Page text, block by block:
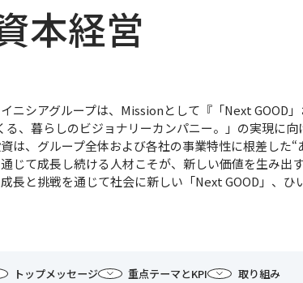
本経営
ニシアグループは、Missionとして『「Next GOOD
る、暮らしのビジョナリーカンパニー。」の実現に
は、グループ全体および各社の事業特性に根差した
じて成長し続ける人材こそが、新しい価値を生み出す
長と挑戦を通じて社会に新しい「Next GOOD」、ひ
トップメッセージ 重点テーマとKPI 取り組み